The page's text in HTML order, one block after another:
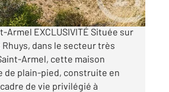
de plain-pied 180 m² 6
Armel EXCLUSIVITÉ Située sur
Rhuys, dans le secteur très
Armel, cette maison
de plain-pied, construite en
de vie privilégié à